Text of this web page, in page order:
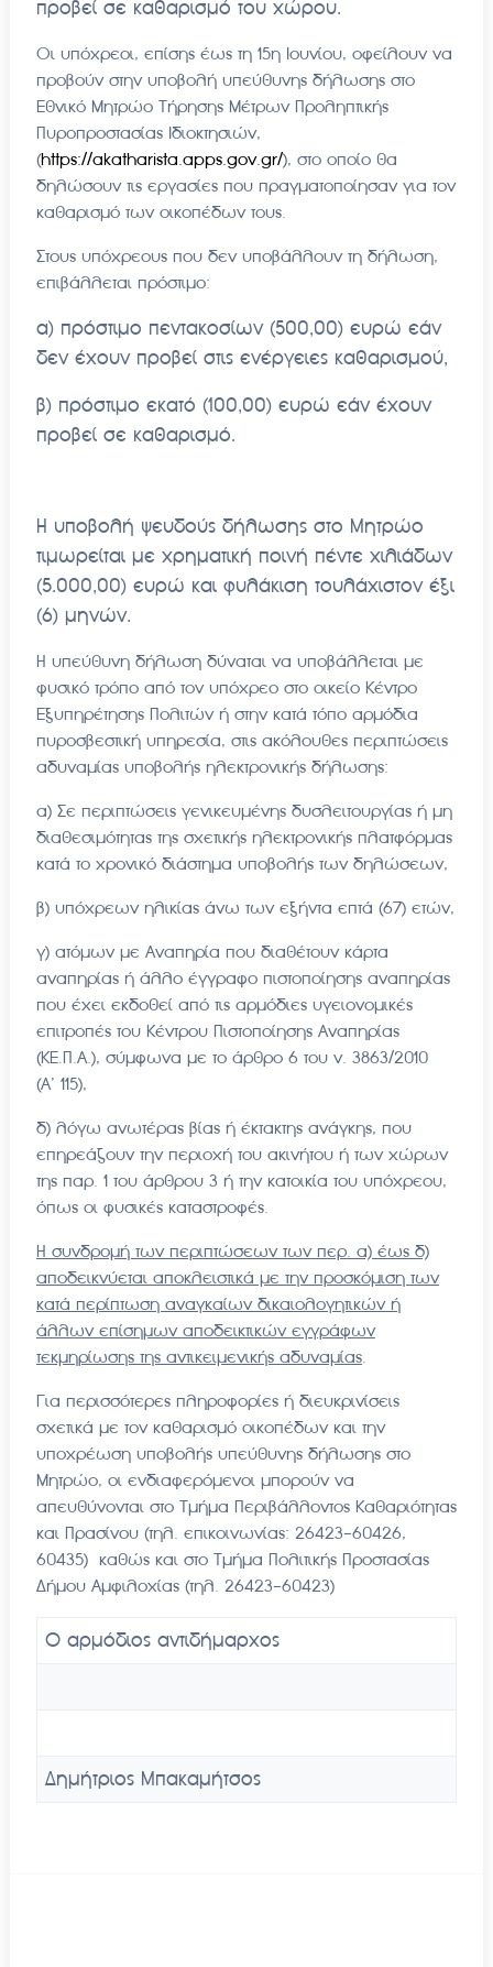
προβεί σε καθαρισμό του χώρου.
Οι υπόχρεοι, επίσης έως τη 15η Ιουνίου, οφείλουν να
προβούν στην υποβολή υπεύθυνης δήλωσης στο
Εθνικό Μητρώο Τήρησης Μέτρων Προληπτικής
Πυροπροστασίας Ιδιοκτησιών,
(https://akatharista.apps.gov.gr/), στο οποίο θα
δηλώσουν τις εργασίες που πραγματοποίησαν για τον
καθαρισμό των οικοπέδων τους.
Στους υπόχρεους που δεν υποβάλλουν τη δήλωση,
επιβάλλεται πρόστιμο:
α) πρόστιμο πεντακοσίων (500,00) ευρώ εάν
δεν έχουν προβεί στις ενέργειες καθαρισμού,
β) πρόστιμο εκατό (100,00) ευρώ εάν έχουν
προβεί σε καθαρισμό.
Η υποβολή ψευδούς δήλωσης στο Μητρώο
τιμωρείται με χρηματική ποινή πέντε χιλιάδων
(5.000,00) ευρώ και φυλάκιση τουλάχιστον έξι
(6) μηνών.
Η υπεύθυνη δήλωση δύναται να υποβάλλεται με
φυσικό τρόπο από τον υπόχρεο στο οικείο Κέντρο
Εξυπηρέτησης Πολιτών ή στην κατά τόπο αρμόδια
πυροσβεστική υπηρεσία, στις ακόλουθες περιπτώσεις
αδυναμίας υποβολής ηλεκτρονικής δήλωσης:
α) Σε περιπτώσεις γενικευμένης δυσλειτουργίας ή μη
διαθεσιμότητας της σχετικής ηλεκτρονικής πλατφόρμας
κατά το χρονικό διάστημα υποβολής των δηλώσεων,
β) υπόχρεων ηλικίας άνω των εξήντα επτά (67) ετών,
γ) ατόμων με Αναπηρία που διαθέτουν κάρτα
αναπηρίας ή άλλο έγγραφο πιστοποίησης αναπηρίας
που έχει εκδοθεί από τις αρμόδιες υγειονομικές
επιτροπές του Κέντρου Πιστοποίησης Αναπηρίας
(ΚΕ.Π.Α.), σύμφωνα με το άρθρο 6 του ν. 3863/2010
(Α’ 115),
δ) λόγω ανωτέρας βίας ή έκτακτης ανάγκης, που
επηρεάζουν την περιοχή του ακινήτου ή των χώρων
της παρ. 1 του άρθρου 3 ή την κατοικία του υπόχρεου,
όπως οι φυσικές καταστροφές.
Η συνδρομή των περιπτώσεων των περ. α) έως δ)
αποδεικνύεται αποκλειστικά με την προσκόμιση των
κατά περίπτωση αναγκαίων δικαιολογητικών ή
άλλων επίσημων αποδεικτικών εγγράφων
τεκμηρίωσης της αντικειμενικής αδυναμίας.
Για περισσότερες πληροφορίες ή διευκρινίσεις
σχετικά με τον καθαρισμό οικοπέδων και την
υποχρέωση υποβολής υπεύθυνης δήλωσης στο
Μητρώο, οι ενδιαφερόμενοι μπορούν να
απευθύνονται στο Τμήμα Περιβάλλοντος Καθαριότητας
και Πρασίνου (τηλ. επικοινωνίας: 26423-60426,
60435) καθώς και στο Τμήμα Πολιτικής Προστασίας
Δήμου Αμφιλοχίας (τηλ. 26423-60423)
Ο αρμόδιος αντιδήμαρχος
Δημήτριος Μπακαμήτσος